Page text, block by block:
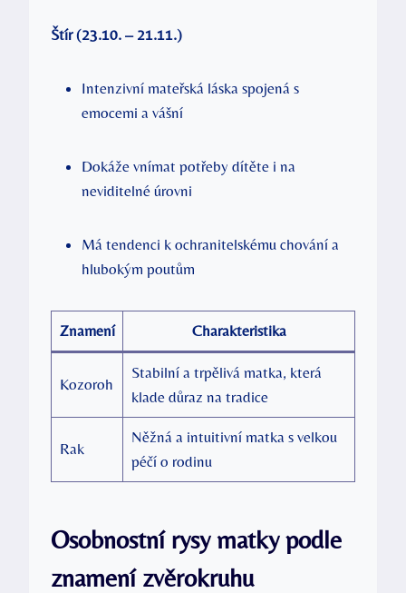
Štír (23.10. – 21.11.)
Intenzivní mateřská láska spojená s
emocemi a vášní
Dokáže vnímat potřeby dítěte i na
neviditelné úrovni
Má tendenci k ochranitelskému chování a
hlubokým poutům
Znamení Charakteristika
Kozoroh
Stabilní a trpělivá matka, která
klade důraz na tradice
Rak
Něžná a intuitivní matka s velkou
péčí o rodinu
Osobnostní rysy matky podle
znamení zvěrokruhu